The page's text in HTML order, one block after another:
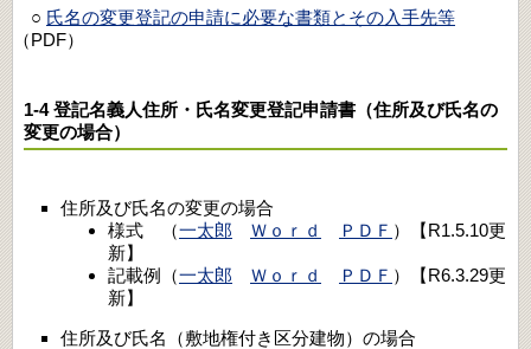
○ 氏名の変更登記の申請に必要な書類とその入手先等
（PDF）
1-4 登記名義人住所・氏名変更登記申請書（住所及び氏名の
変更の場合）
住所及び氏名の変更の場合
様式 （一太郎 Ｗｏｒｄ ＰＤＦ ）【R1.5.10更
新】
記載例（一太郎 Ｗｏｒｄ ＰＤＦ ）【R6.3.29更
新】
住所及び氏名（敷地権付き区分建物）の場合